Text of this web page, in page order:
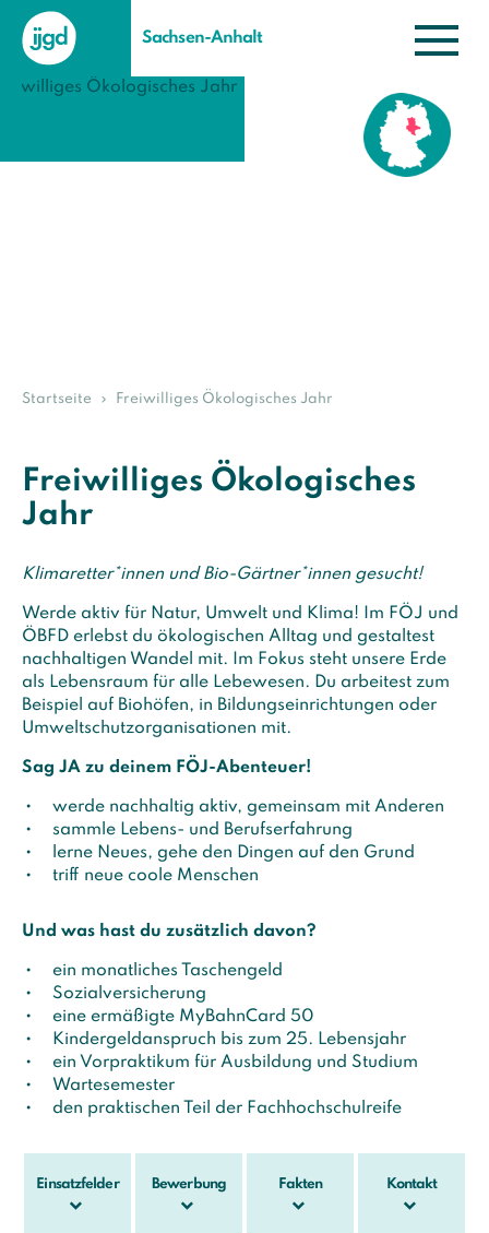
Sachsen-Anhalt
Startseite Freiwilliges Ökologisches Jahr
Freiwilliges Ökologisches
Jahr
Klimaretter*innen und Bio-Gärtner*innen gesucht!
Werde aktiv für Natur, Umwelt und Klima! Im FÖJ und
ÖBFD erlebst du ökologischen Alltag und gestaltest
nachhaltigen Wandel mit. Im Fokus steht unsere Erde
als Lebensraum für alle Lebewesen. Du arbeitest zum
Beispiel auf Biohöfen, in Bildungseinrichtungen oder
Umweltschutzorganisationen mit.
Sag JA zu deinem FÖJ-Abenteuer!
werde nachhaltig aktiv, gemeinsam mit Anderen
sammle Lebens- und Berufserfahrung
lerne Neues, gehe den Dingen auf den Grund
triff neue coole Menschen
Und was hast du zusätzlich davon?
ein monatliches Taschengeld
Sozialversicherung
eine ermäßigte MyBahnCard 50
Kindergeldanspruch bis zum 25. Lebensjahr
ein Vorpraktikum für Ausbildung und Studium
Wartesemester
den praktischen Teil der Fachhochschulreife
Einsatzfelder Bewerbung Fakten Kontakt